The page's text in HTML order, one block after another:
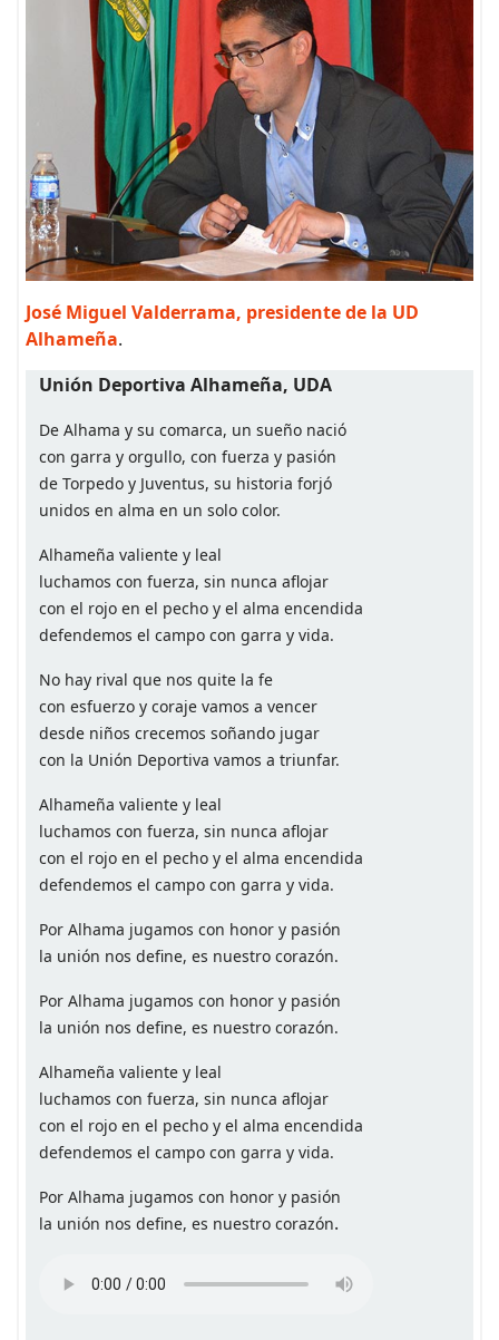
José Miguel Valderrama, presidente de la UD
Alhameña.
Unión Deportiva Alhameña, UDA
De Alhama y su comarca, un sueño nació
con garra y orgullo, con fuerza y pasión
de Torpedo y Juventus, su historia forjó
unidos en alma en un solo color.
Alhameña valiente y leal
luchamos con fuerza, sin nunca aflojar
con el rojo en el pecho y el alma encendida
defendemos el campo con garra y vida.
No hay rival que nos quite la fe
con esfuerzo y coraje vamos a vencer
desde niños crecemos soñando jugar
con la Unión Deportiva vamos a triunfar.
Alhameña valiente y leal
luchamos con fuerza, sin nunca aflojar
con el rojo en el pecho y el alma encendida
defendemos el campo con garra y vida.
Por Alhama jugamos con honor y pasión
la unión nos define, es nuestro corazón.
Por Alhama jugamos con honor y pasión
la unión nos define, es nuestro corazón.
Alhameña valiente y leal
luchamos con fuerza, sin nunca aflojar
con el rojo en el pecho y el alma encendida
defendemos el campo con garra y vida.
Por Alhama jugamos con honor y pasión
la unión nos define, es nuestro corazón.